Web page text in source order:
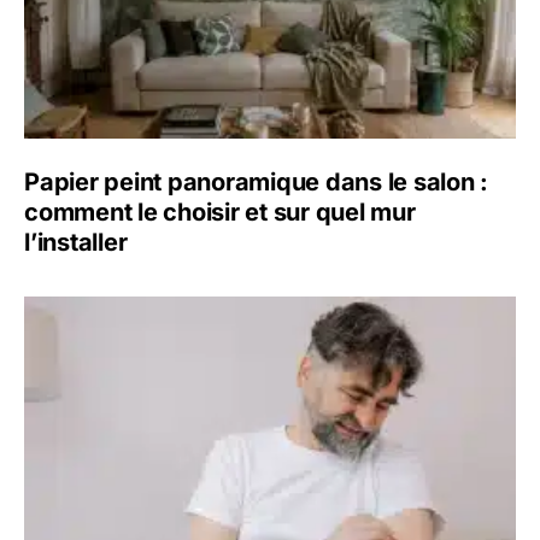
Papier peint panoramique dans le salon :
comment le choisir et sur quel mur
l’installer